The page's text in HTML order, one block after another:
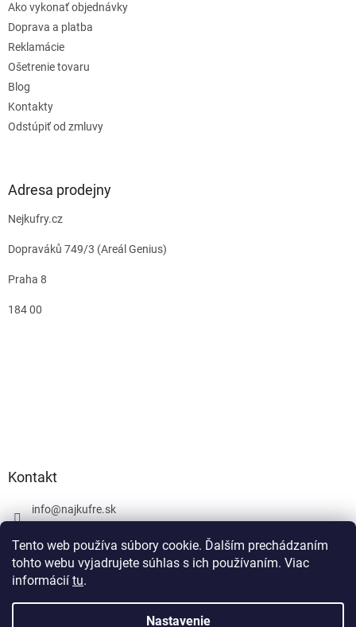
Tento web používa súbory cookie. Ďalším prechádzaním
tohto webu vyjadrujete súhlas s ich používaním. Viac
informácií tu.
Nastavenie
Ako vykonať objednávky
Doprava a platba
Reklamácie
Ošetrenie tovaru
Blog
Kontakty
Odstúpiť od zmluvy
Adresa prodejny
Nejkufry.cz
Dopraváků 749/3 (Areál Genius)
Praha 8
184 00
Kontakt
info@najkufre.sk
Facebook